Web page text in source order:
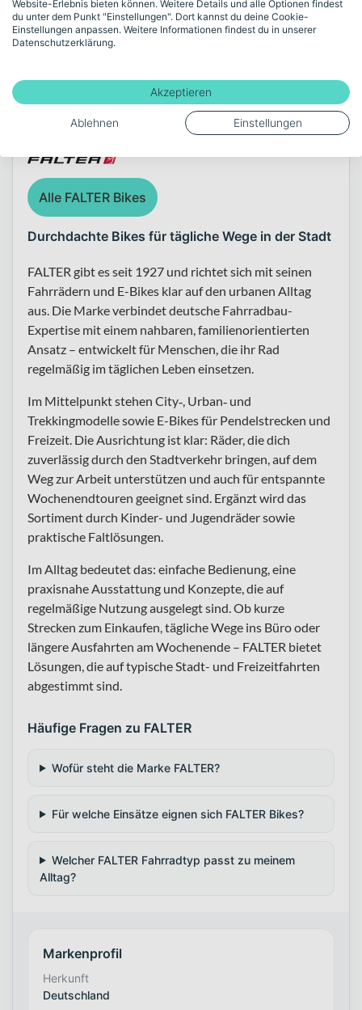
Über die Marke FALTER
Alle FALTER Bikes
Durchdachte Bikes für tägliche Wege in der Stadt
FALTER gibt es seit 1927 und richtet sich mit seinen
Fahrrädern und E-Bikes klar auf den urbanen Alltag
aus. Die Marke verbindet deutsche Fahrradbau-
Expertise mit einem nahbaren, familienorientierten
Ansatz – entwickelt für Menschen, die ihr Rad
regelmäßig im täglichen Leben einsetzen.
Im Mittelpunkt stehen City‑, Urban‑ und
Trekkingmodelle sowie E-Bikes für Pendelstrecken und
Freizeit. Die Ausrichtung ist klar: Räder, die dich
zuverlässig durch den Stadtverkehr bringen, auf dem
Weg zur Arbeit unterstützen und auch für entspannte
Wochenendtouren geeignet sind. Ergänzt wird das
Sortiment durch Kinder- und Jugendräder sowie
praktische Faltlösungen.
Im Alltag bedeutet das: einfache Bedienung, eine
praxisnahe Ausstattung und Konzepte, die auf
regelmäßige Nutzung ausgelegt sind. Ob kurze
Strecken zum Einkaufen, tägliche Wege ins Büro oder
längere Ausfahrten am Wochenende – FALTER bietet
Lösungen, die auf typische Stadt- und Freizeitfahrten
abgestimmt sind.
Häufige Fragen zu FALTER
Wofür steht die Marke FALTER?
Für welche Einsätze eignen sich FALTER Bikes?
Welcher FALTER Fahrradtyp passt zu meinem
Alltag?
Markenprofil
Herkunft
Deutschland
Website-Erlebnis bieten können. Weitere Details und alle Optionen findest
du unter dem Punkt "Einstellungen". Dort kannst du deine Cookie-
Einstellungen anpassen. Weitere Informationen findest du in unserer
Datenschutzerklärung.
Akzeptieren
Ablehnen Einstellungen